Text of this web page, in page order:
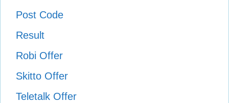
Post Code
Result
Robi Offer
Skitto Offer
Teletalk Offer